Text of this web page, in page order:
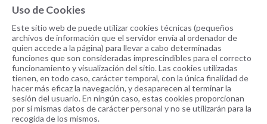
Uso de Cookies
Este sitio web de puede utilizar cookies técnicas (pequeños
archivos de información que el servidor envía al ordenador de
quien accede a la página) para llevar a cabo determinadas
funciones que son consideradas imprescindibles para el correcto
funcionamiento y visualización del sitio. Las cookies utilizadas
tienen, en todo caso, carácter temporal, con la única finalidad de
hacer más eficaz la navegación, y desaparecen al terminar la
sesión del usuario. En ningún caso, estas cookies proporcionan
por sí mismas datos de carácter personal y no se utilizarán para la
recogida de los mismos.